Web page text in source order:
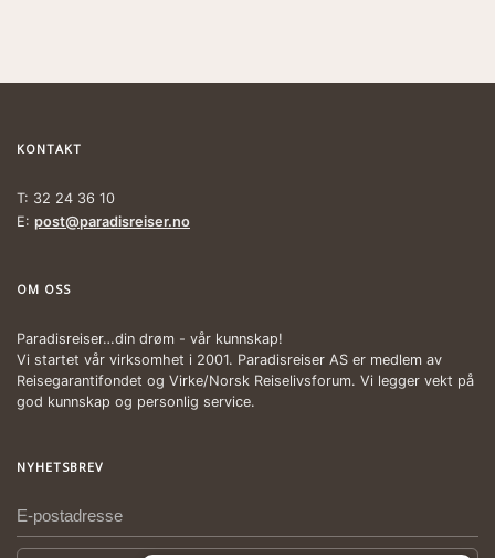
KONTAKT
T: 32 24 36 10
E: post@paradisreiser.no
OM OSS
Paradisreiser…din drøm - vår kunnskap!
Vi startet vår virksomhet i 2001. Paradisreiser AS er medlem av
Reisegarantifondet og Virke/Norsk Reiselivsforum. Vi legger vekt på
god kunnskap og personlig service.
NYHETSBREV